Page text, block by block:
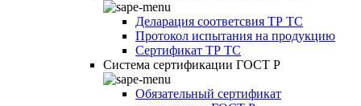
Деларация соответсвия ТР ТС
Протокол испытания на продукцию
Сертификат ТР ТС
Система сертификации ГОСТ Р
Обязательный сертификат